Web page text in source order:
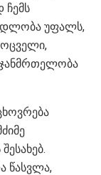
ჩემს
უფალს,
ჯანმრთელობა
წასვლა,